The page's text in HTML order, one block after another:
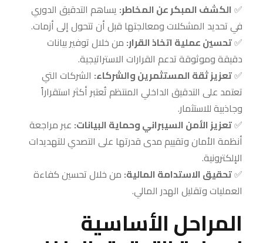
✅ الكشف المبكر عن المخاطر: يساهم التدقيق الدوري
في تحديد المشكلات ومعالجتها قبل أن تتحول إلى أزمات.
✅تحسين عملية اتخاذ القرار: من خلال توفير بيانات
دقيقة وموثوقة تدعم القرارات الاستراتيجية.
✅تعزيز ثقة المستثمرين والشركاء: الشركات التي
تعتمد على التدقيق الداخلي المنتظم تُعتبر أكثر استقراراً
وجاذبية للاستثمار.
✅تعزيز الأمن السيبراني وحماية البيانات: عبر مراجعة
أنظمة الأمان وتقييم مدى قدرتها على التصدي للتهديدات
الإلكترونية.
✅تحقيق الاستدامة المالية: من خلال تحسين كفاءة
العمليات وتقليل الهدر المالي.
المراحل الأساسية